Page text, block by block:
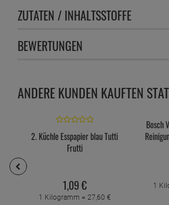
ZUTATEN / INHALTSSTOFFE
BEWERTUNGEN
ANDERE KUNDEN KAUFTEN
2. Küchle Esspapier blau Tutti
Frutti
1,09€
1 Kilogramm = 27, 60 €
Bosch
1